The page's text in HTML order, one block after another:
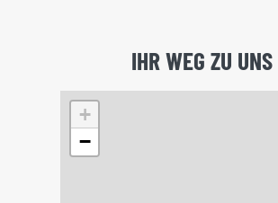
IHR WEG ZU UNS
+
−